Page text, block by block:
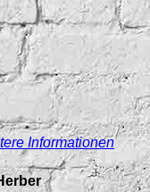
Informationen